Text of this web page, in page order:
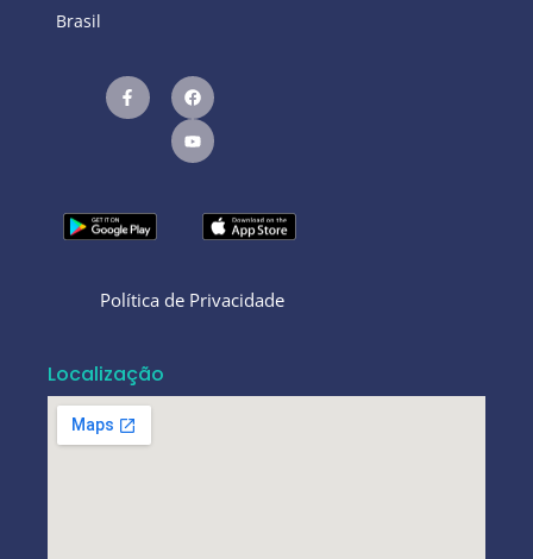
Brasil
Política de Privacidade
Localização